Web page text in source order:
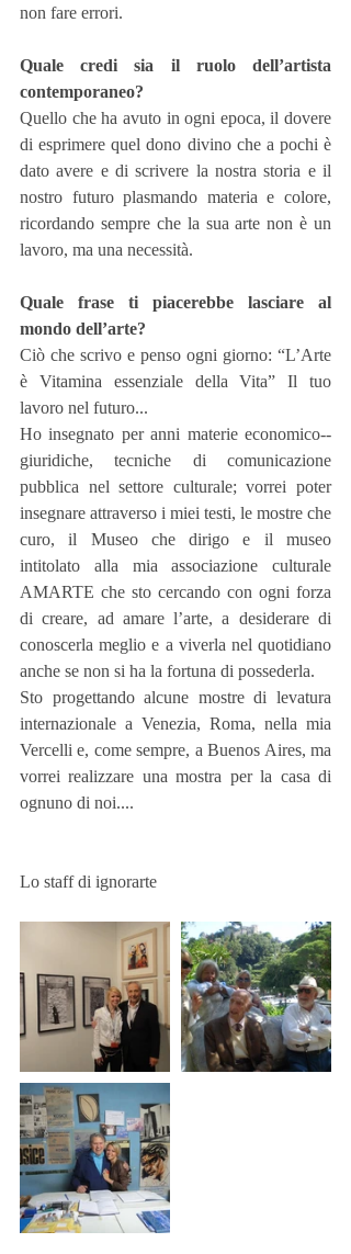
non fare errori.
Quale credi sia il ruolo dell’artista
contemporaneo?
Quello che ha avuto in ogni epoca, il dovere
di esprimere quel dono divino che a pochi è
dato avere e di scrivere la nostra storia e il
nostro futuro plasmando materia e colore,
ricordando sempre che la sua arte non è un
lavoro, ma una necessità.
Quale frase ti piacerebbe lasciare al
mondo dell’arte?
Ciò che scrivo e penso ogni giorno: “L’Arte
è Vitamina essenziale della Vita” Il tuo
lavoro nel futuro...
Ho insegnato per anni materie economico-­‐
giuridiche, tecniche di comunicazione
pubblica nel settore culturale; vorrei poter
insegnare attraverso i miei testi, le mostre che
curo, il Museo che dirigo e il museo
intitolato alla mia associazione culturale
AMARTE che sto cercando con ogni forza
di creare, ad amare l’arte, a desiderare di
conoscerla meglio e a viverla nel quotidiano
anche se non si ha la fortuna di possederla.
Sto progettando alcune mostre di levatura
internazionale a Venezia, Roma, nella mia
Vercelli e, come sempre, a Buenos Aires, ma
vorrei realizzare una mostra per la casa di
ognuno di noi....
Lo staff di ignorarte